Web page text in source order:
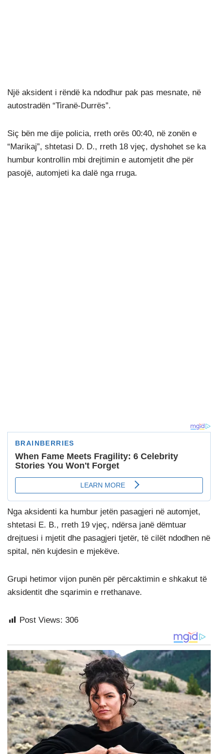
Një aksident i rëndë ka ndodhur pak pas mesnate, në
autostradën “Tiranë-Durrës”.
Siç bën me dije policia, rreth orës 00:40, në zonën e
“Marikaj”, shtetasi D. D., rreth 18 vjeç, dyshohet se ka
humbur kontrollin mbi drejtimin e automjetit dhe për
pasojë, automjeti ka dalë nga rruga.
Nga aksidenti ka humbur jetën pasagjeri në automjet,
shtetasi E. B., rreth 19 vjeç, ndërsa janë dëmtuar
drejtuesi i mjetit dhe pasagjeri tjetër, të cilët ndodhen në
spital, nën kujdesin e mjekëve.
Grupi hetimor vijon punën për përcaktimin e shkakut të
aksidentit dhe sqarimin e rrethanave.
Post Views: 306